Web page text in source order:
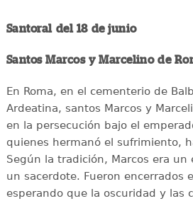
Santoral del 18 de junio
Santos Marcos y Marcelino de
En Roma, en el cementerio de
Ardeatina, santos Marcos y
en la persecución bajo el
quienes hermanó el sufrimiento,
Según la tradición, Marcos era un
un sacerdote. Fueron encerrados
esperando que la oscuridad y las